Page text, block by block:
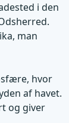
i den
man
hvor
af havet.
og giver